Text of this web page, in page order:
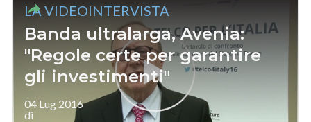
LA VIDEOINTERVISTA
Banda ultralarga, Avenia:
"Regole certe per garantire
gli investimenti"
04 Lug 2016
di